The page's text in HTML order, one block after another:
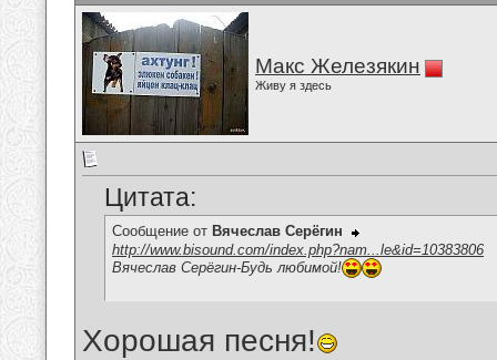
Макс Железякин
Живу я здесь
Цитата:
Сообщение от Вячеслав Серёгин
http://www.bisound.com/index.php?nam...le&id=10383806
Вячеслав Серёгин-Будь любимой!
Хорошая песня!